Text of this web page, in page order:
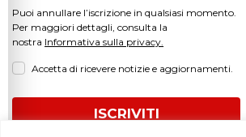
Puoi annullare l’iscrizione in qualsiasi momento.
Per maggiori dettagli, consulta la
nostra Informativa sulla privacy.
Accetta di ricevere notizie e aggiornamenti.
ISCRIVITI